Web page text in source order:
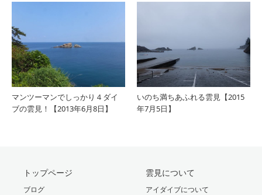
マンツーマンでしっかり４ダイ
ブの雲見！【2013年6月8日】
いのち満ちあふれる雲見【2015
年7月5日】
トップページ
ブログ
雲見について
アイダイブについて